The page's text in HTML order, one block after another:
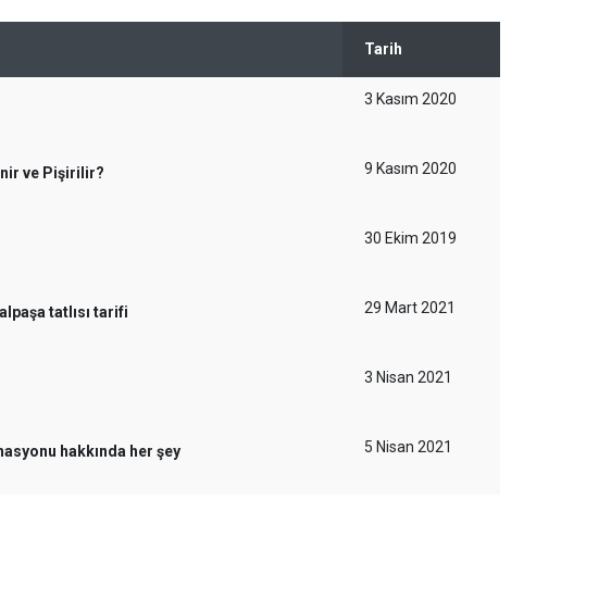
Tarih
3 Kasım 2020
ve Pişirilir?
9 Kasım 2020
30 Ekim 2019
tatlısı tarifi
29 Mart 2021
3 Nisan 2021
hakkında her şey
5 Nisan 2021